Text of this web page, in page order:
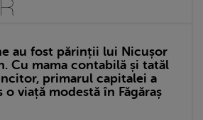
au fost părinții lui Nicușor
Cu mama contabilă și tatăl
primarul capitalei a
o viață modestă în Făgăraș